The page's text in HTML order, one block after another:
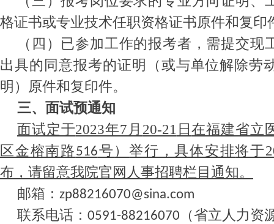
格证书或专业技术任职资格证书原件和复印
（四）已参加工作的报考者，需提交现
出具的同意报考的证明（或与单位解除劳
明）原件和复印件。
三、面试预通知
面试定于2023年7 月 20-21 日在福建省立
区金榕南路516号）举行，具体安排将于
布， 请留意我院官网人事招聘栏目通知。
邮箱： zp88216070@sina.com
联系电话： 0591-88216070 （省立人力资